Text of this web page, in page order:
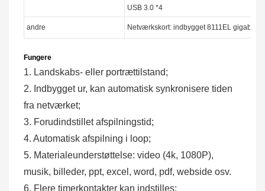
USB 3.0 *4
andre Netværkskort: indbygget 8111EL gigabit-
Fungere
1. Landskabs- eller portrættilstand;
2. Indbygget ur, kan automatisk synkronisere tiden
fra netværket;
3. Forudindstillet afspilningstid;
4. Automatisk afspilning i loop;
5. Materialeunderstøttelse: video (4k, 1080P),
musik, billeder, ppt, excel, word, pdf, webside osv.
6. Flere timerkontakter kan indstilles;